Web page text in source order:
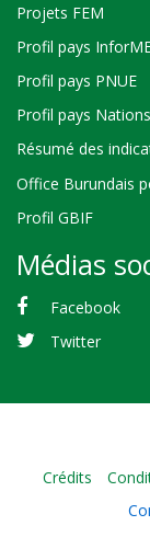
Projets FEM
Profil pays
Profil pays PNUE
Profil pays
Résumé des
Office Burundais
Profil GBIF
Médias
Facebook
Twitter
Crédits